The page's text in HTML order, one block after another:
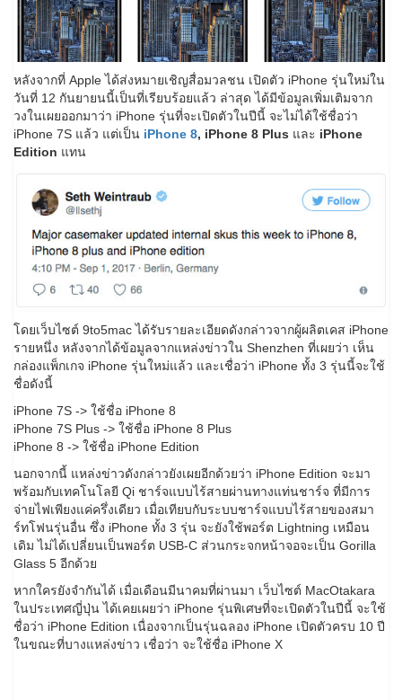
หลังจากที่ Apple ได้ส่งหมายเชิญสื่อมวลชน เปิดตัว iPhone รุ่นใหม่ใน
วันที่ 12 กันยายนนี้เป็นที่เรียบร้อยแล้ว ล่าสุด ได้มีข้อมูลเพิ่มเติมจาก
วงในเผยออกมาว่า iPhone รุ่นที่จะเปิดตัวในปีนี้ จะไม่ได้ใช้ชื่อว่า
iPhone 7S แล้ว แต่เป็น iPhone 8, iPhone 8 Plus และ iPhone
Edition แทน
โดยเว็บไซต์ 9to5mac ได้รับรายละเอียดดังกล่าวจากผู้ผลิตเคส iPhone
รายหนึ่ง หลังจากได้ข้อมูลจากแหล่งข่าวใน Shenzhen ที่เผยว่า เห็น
กล่องแพ็กเกจ iPhone รุ่นใหม่แล้ว และเชื่อว่า iPhone ทั้ง 3 รุ่นนี้จะใช้
ชื่อดังนี้
iPhone 7S -> ใช้ชื่อ iPhone 8
iPhone 7S Plus -> ใช้ชื่อ iPhone 8 Plus
iPhone 8 -> ใช้ชื่อ iPhone Edition
นอกจากนี้ แหล่งข่าวดังกล่าวยังเผยอีกด้วยว่า iPhone Edition จะมา
พร้อมกับเทคโนโลยี Qi ชาร์จแบบไร้สายผ่านทางแท่นชาร์จ ที่มีการ
จ่ายไฟเพียงแค่ครึ่งเดียว เมื่อเทียบกับระบบชาร์จแบบไร้สายของสมา
ร์ทโฟนรุ่นอื่น ซึ่ง iPhone ทั้ง 3 รุ่น จะยังใช้พอร์ต Lightning เหมือน
เดิม ไม่ได้เปลี่ยนเป็นพอร์ต USB-C ส่วนกระจกหน้าจอจะเป็น Gorilla
Glass 5 อีกด้วย
หากใครยังจำกันได้ เมื่อเดือนมีนาคมที่ผ่านมา เว็บไซต์ MacOtakara
ในประเทศญี่ปุ่น ได้เคยเผยว่า iPhone รุ่นพิเศษที่จะเปิดตัวในปีนี้ จะใช้
ชื่อว่า iPhone Edition เนื่องจากเป็นรุ่นฉลอง iPhone เปิดตัวครบ 10 ปี
ในขณะที่บางแหล่งข่าว เชื่อว่า จะใช้ชื่อ iPhone X